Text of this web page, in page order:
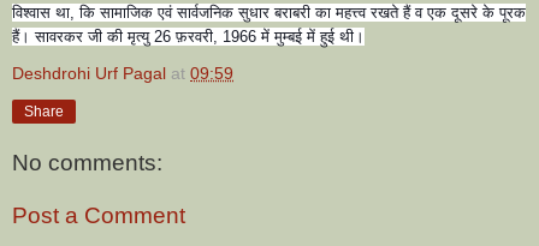
विश्वास था, कि सामाजिक एवं सार्वजनिक सुधार बराबरी का महत्त्व रखते हैं व एक दूसरे के पूरक
हैं। सावरकर जी की मृत्यु 26 फ़रवरी, 1966 में मुम्बई में हुई थी।
Deshdrohi Urf Pagal at 09:59
Share
No comments:
Post a Comment